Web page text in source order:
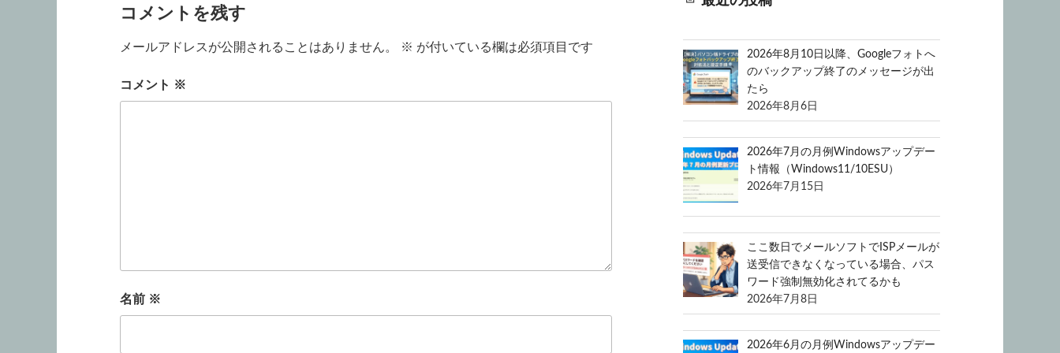
コメントを残す
メールアドレスが公開されることはありません。 ※ が付いている欄は必須項目です
コメント ※
名前 ※
2026年8月10日以降、Googleフォトへ
のバックアップ終了のメッセージが出
たら
2026年8月6日
2026年7月の月例Windowsアップデー
ト情報（Windows11/10ESU）
2026年7月15日
ここ数日でメールソフトでISPメールが
送受信できなくなっている場合、パス
ワード強制無効化されてるかも
2026年7月8日
2026年6月の月例Windowsアップデー